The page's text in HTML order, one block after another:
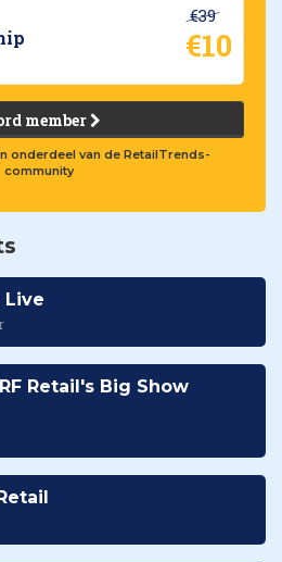
€39
€10
member
onderdeel van de RetailTrends-
community
Live
Retail's Big Show